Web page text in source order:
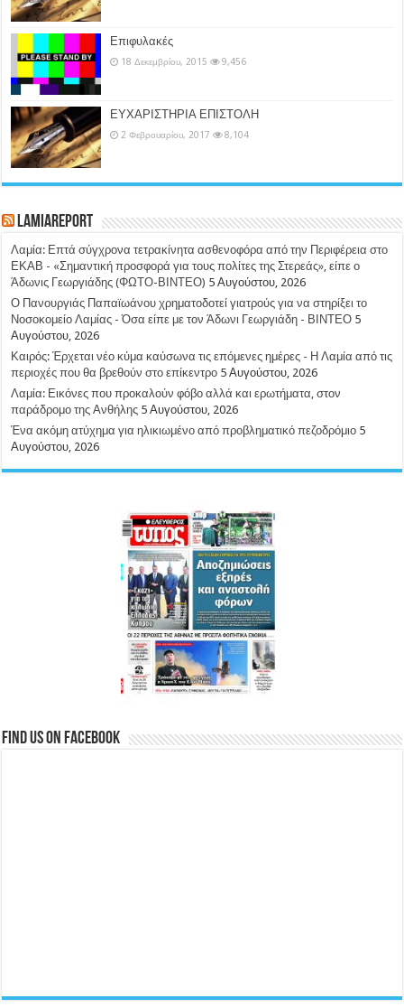
Επιφυλακές
18 Δεκεμβρίου, 2015 9,456
ΕΥΧΑΡΙΣΤΗΡΙΑ ΕΠΙΣΤΟΛΗ
2 Φεβρουαρίου, 2017 8,104
LamiaReport
Λαμία: Επτά σύγχρονα τετρακίνητα ασθενοφόρα από την Περιφέρεια στο
ΕΚΑΒ - «Σημαντική προσφορά για τους πολίτες της Στερεάς», είπε ο
Άδωνις Γεωργιάδης (ΦΩΤΟ-ΒΙΝΤΕΟ) 5 Αυγούστου, 2026
Ο Πανουργιάς Παπαϊωάνου χρηματοδοτεί γιατρούς για να στηρίξει το
Νοσοκομείο Λαμίας - Όσα είπε με τον Άδωνι Γεωργιάδη - ΒΙΝΤΕΟ 5
Αυγούστου, 2026
Καιρός: Έρχεται νέο κύμα καύσωνα τις επόμενες ημέρες - Η Λαμία από τις
περιοχές που θα βρεθούν στο επίκεντρο 5 Αυγούστου, 2026
Λαμία: Εικόνες που προκαλούν φόβο αλλά και ερωτήματα, στον
παράδρομο της Ανθήλης 5 Αυγούστου, 2026
Ένα ακόμη ατύχημα για ηλικιωμένο από προβληματικό πεζοδρόμιο 5
Αυγούστου, 2026
Find us on Facebook